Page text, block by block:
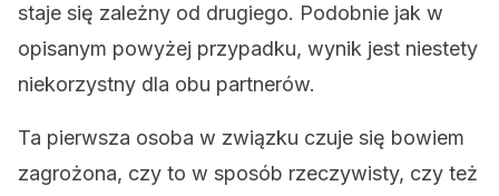
staje się zależny od drugiego. Podobnie jak w
opisanym powyżej przypadku, wynik jest niestety
niekorzystny dla obu partnerów.
Ta pierwsza osoba w związku czuje się bowiem
zagrożona, czy to w sposób rzeczywisty, czy też